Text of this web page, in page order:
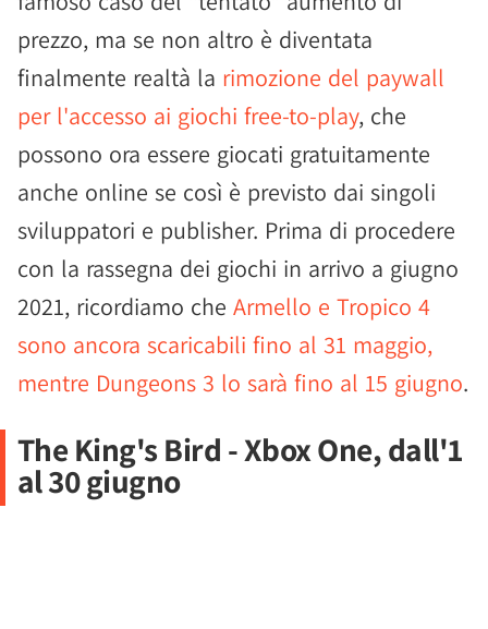
prezzo, ma se non altro è diventata
finalmente realtà la rimozione del paywall
per l'accesso ai giochi free-to-play, che
possono ora essere giocati gratuitamente
anche online se così è previsto dai singoli
sviluppatori e publisher. Prima di procedere
con la rassegna dei giochi in arrivo a giugno
2021, ricordiamo che Armello e Tropico 4
sono ancora scaricabili fino al 31 maggio,
mentre Dungeons 3 lo sarà fino al 15 giugno.
The King's Bird - Xbox One, dall'1
al 30 giugno